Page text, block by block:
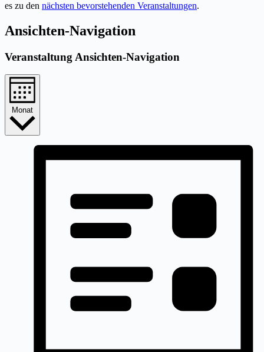
es zu den nächsten bevorstehenden Veranstaltungen.
Ansichten-Navigation
Veranstaltung Ansichten-Navigation
Monat